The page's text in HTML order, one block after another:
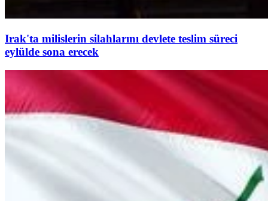
Irak'ta milislerin silahlarını devlete teslim süreci
eylülde sona erecek